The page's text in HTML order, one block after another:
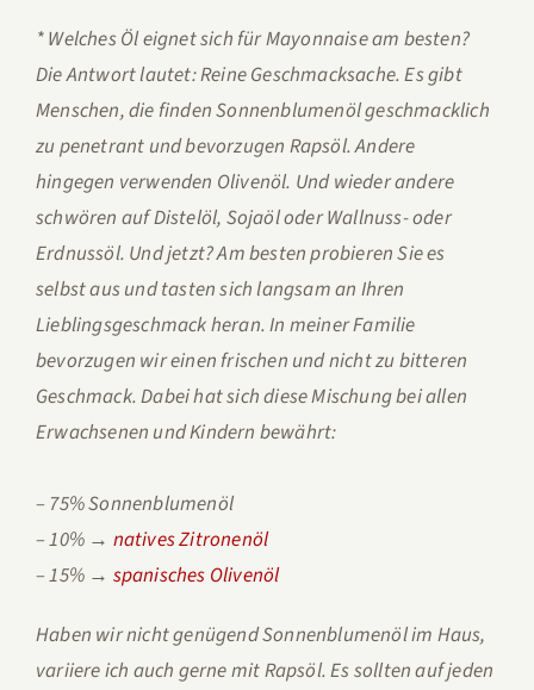
* Welches Öl eignet sich für Mayonnaise am besten?
Die Antwort lautet: Reine Geschmacksache. Es gibt
Menschen, die finden Sonnenblumenöl geschmacklich
zu penetrant und bevorzugen Rapsöl. Andere
hingegen verwenden Olivenöl. Und wieder andere
schwören auf Distelöl, Sojaöl oder Wallnuss- oder
Erdnussöl. Und jetzt? Am besten probieren Sie es
selbst aus und tasten sich langsam an Ihren
Lieblingsgeschmack heran. In meiner Familie
bevorzugen wir einen frischen und nicht zu bitteren
Geschmack. Dabei hat sich diese Mischung bei allen
Erwachsenen und Kindern bewährt:
– 75% Sonnenblumenöl
– 10% → natives Zitronenöl
– 15% → spanisches Olivenöl
Haben wir nicht genügend Sonnenblumenöl im Haus,
variiere ich auch gerne mit Rapsöl. Es sollten auf jeden